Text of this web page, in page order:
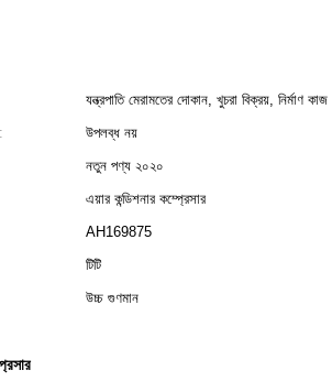
যন্ত্রপাতি মেরামতের দোকান, খুচরা বিক্রয়, নির্মাণ কাজ
উপলব্ধ নয়
নতুন পণ্য ২০২০
এয়ার কন্ডিশনার কম্প্রেসার
AH169875
টিটি
উচ্চ গুণমান